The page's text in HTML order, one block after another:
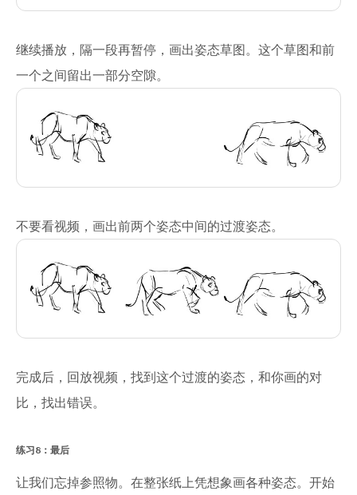
继续播放，隔一段再暂停，画出姿态草图。这个草图和前
一个之间留出一部分空隙。
不要看视频，画出前两个姿态中间的过渡姿态。
完成后，回放视频，找到这个过渡的姿态，和你画的对
比，找出错误。
练习8：最后
让我们忘掉参照物。在整张纸上凭想象画各种姿态。开始